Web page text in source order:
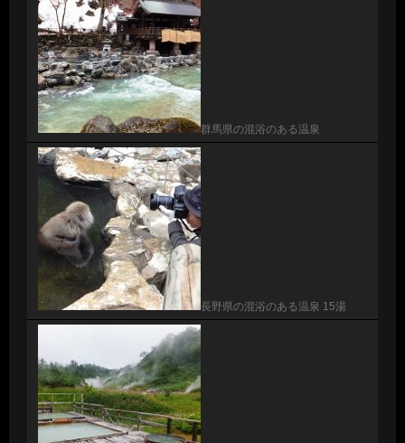
群馬県の混浴のある温泉
長野県の混浴のある温泉 15湯